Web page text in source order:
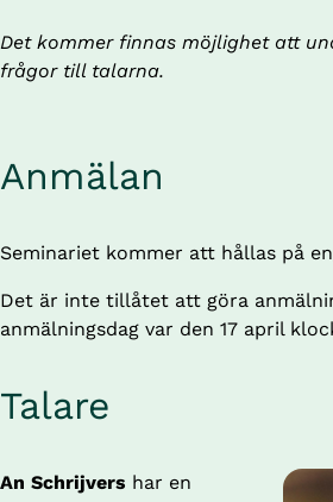
Det kommer finnas möjlighet att
frågor till talarna.
Anmälan
Seminariet kommer att hållas på
Det är inte tillåtet att göra
anmälningsdag var den 17 april
Talare
An Schrijvers har en